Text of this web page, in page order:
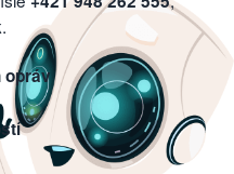
.
opráv